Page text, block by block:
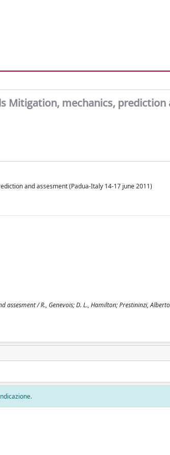
Mitigation, mechanics, prediction
and assesment (Padua-Italy 14-17 june 2011)
/ R., Genevois; D. L., Hamilton; Prestininzi, Alberto.